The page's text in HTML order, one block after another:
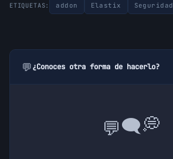
ETIQUETAS: addon Elastix Seguridad
💬¿Conoces otra forma de hacerlo?
💬🗨️💭